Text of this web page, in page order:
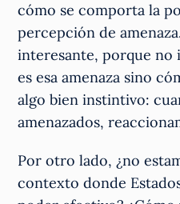
cómo se comporta la
percepción de
interesante, porque
es esa amenaza sino
algo bien instintivo:
amenazados,
Por otro lado, ¿no
contexto donde